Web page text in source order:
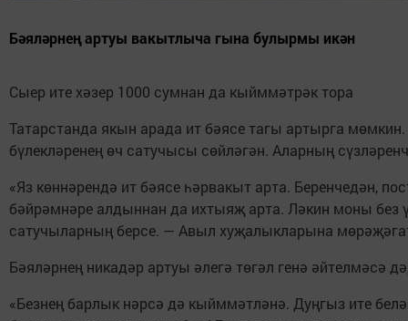
Бәяләрнең артуы вакытлыча гына булырмы икән
Сыер ите хәзер 1000 сумнан да кыйммәтрәк тора
Татарстанда якын арада ит бәясе тагы артырга
бүлекләренең өч сатучысы сөйләгән. Аларның
«Яз көннәрендә ит бәясе һәрвакыт арта. Беренчедән,
бәйрәмнәре алдыннан да ихтыяҗ арта. Ләкин моны без
сатучыларның берсе. — Авыл хуҗалыкларына
Бәяләрнең никадәр артуы әлегә төгәл генә әйтелмәсә
«Безнең барлык нәрсә дә кыйммәтләнә. Дуңгыз ите